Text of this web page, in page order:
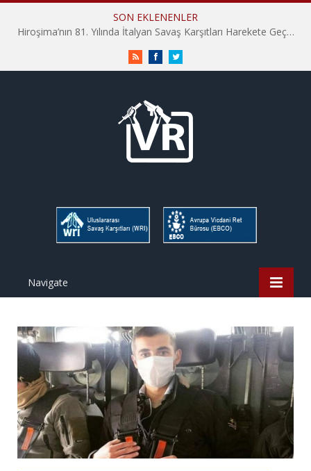
SON EKLENENLER
Hiroşima’nın 81. Yılında İtalyan Savaş Karşıtları Harekete Geçti: “Hatırlamak yeterli değil”
RSS FacebookTwitter
Navigate